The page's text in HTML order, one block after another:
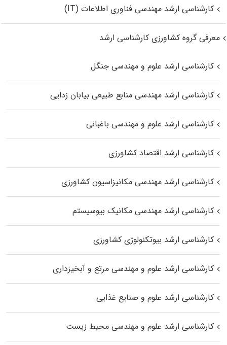
کارشناسی ارشد مهندسی فناوری اطلاعات (IT)
معرفی گروه کشاورزی کارشناسی ارشد
کارشناسی ارشد علوم و مهندسی جنگل
کارشناسی ارشد مهندسی منابع طبیعی بیابان زدایی
کارشناسی ارشد علوم و مهندسی باغبانی
کارشناسی ارشد اقتصاد کشاورزی
کارشناسی ارشد مهندسی مکانیزاسیون کشاورزی
کارشناسی ارشد مهندسی مکانیک بیوسیستم
کارشناسی ارشد بیوتکنولوژی کشاورزی
کارشناسی ارشد علوم و مهندسی مرتع و آبخیزداری
کارشناسی ارشد علوم و صنایع غذایی
کارشناسی ارشد علوم و مهندسی محیط زیست